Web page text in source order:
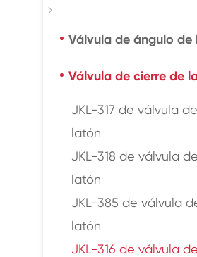

Válvula de ángulo de
Válvula de cierre de
JKL-317 de válvula
latón
JKL-318 de válvula
latón
JKL-385 de válvula
latón
JKL-316 de válvula